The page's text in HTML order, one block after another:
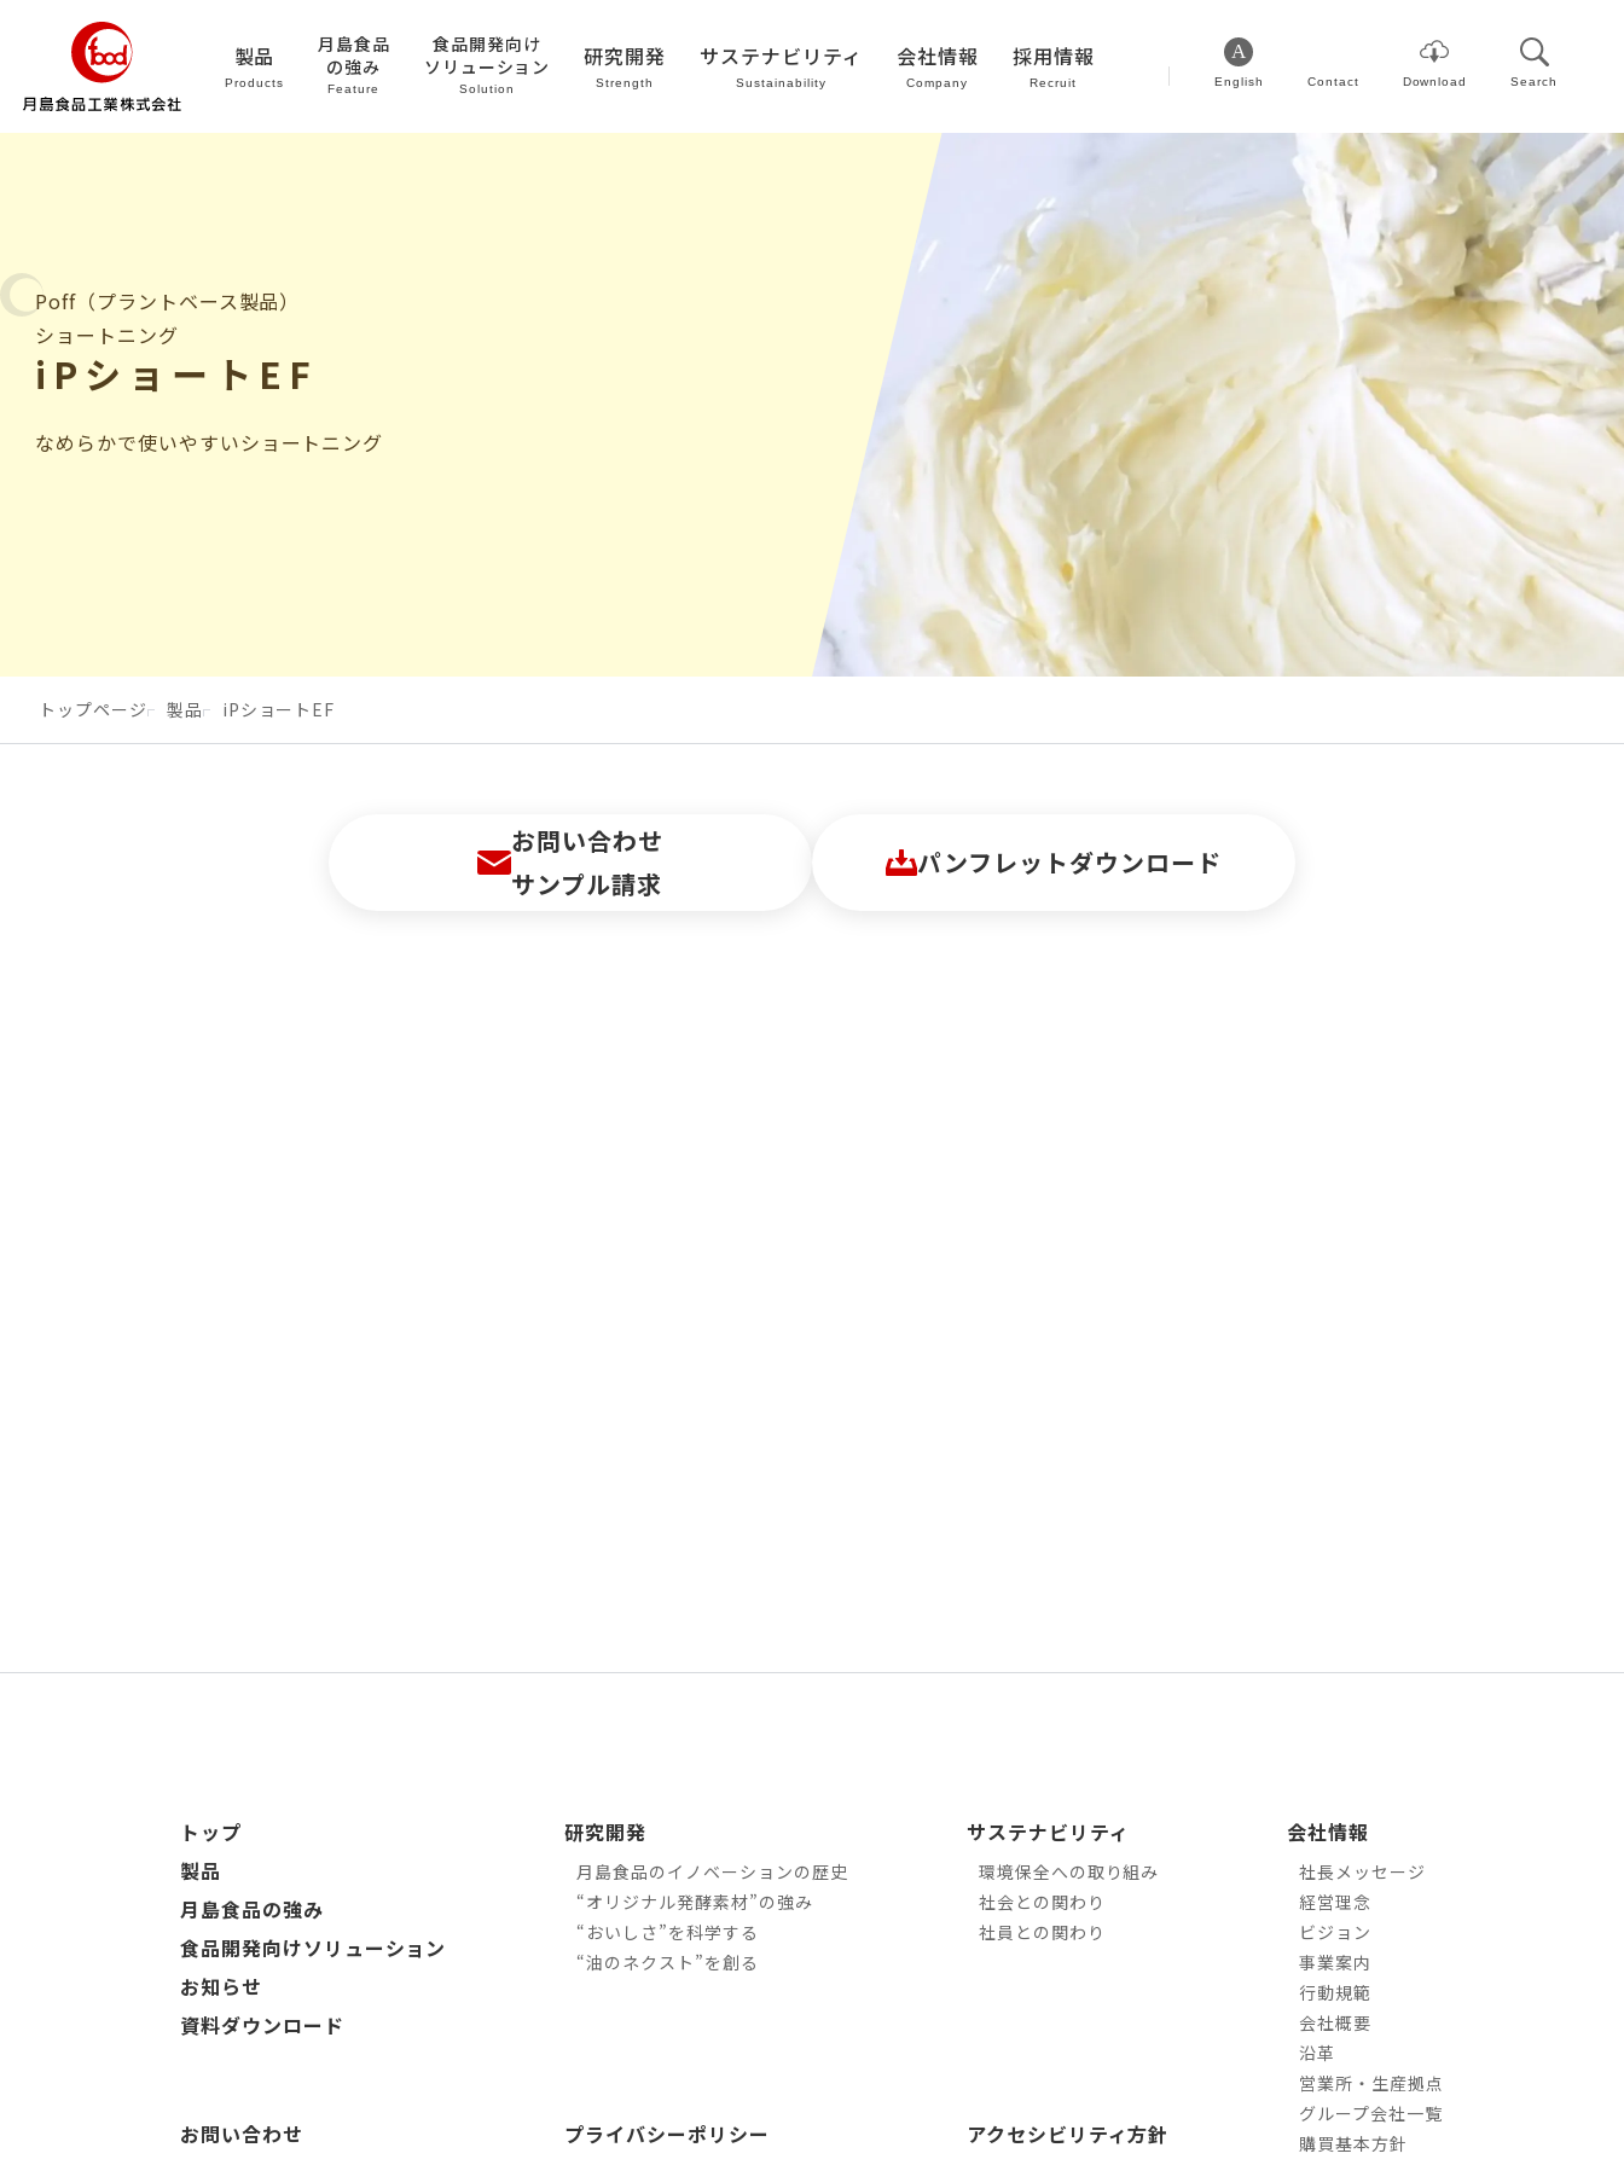
製品
Products
月島食品
の強み
Feature
食品開発向け
ソリューション
Solution
研究開発
Strength
サステナビリティ
Sustainability
会社情報
Company
採用情報
Recruit English Contact Download Search
Poff（プラントベース製品）
ショートニング
iPショートEF
なめらかで使いやすいショートニング
トップページ 製品 iPショートEF
お問い合わせ
サンプル請求
パンフレットダウンロード
トップ
製品
月島食品の強み
食品開発向けソリューション
お知らせ
資料ダウンロード
研究開発
月島食品のイノベーションの歴史
“オリジナル発酵素材”の強み
“おいしさ”を科学する
“油のネクスト”を創る
サステナビリティ
環境保全への取り組み
社会との関わり
社員との関わり
会社情報
社長メッセージ
経営理念
ビジョン
事業案内
行動規範
会社概要
沿革
営業所・生産拠点
グループ会社一覧
購買基本方針
お問い合わせ プライバシーポリシー アクセシビリティ方針